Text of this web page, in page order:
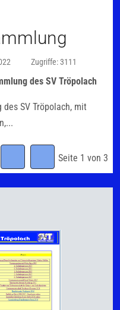
Zugriffe: 3111
des SV Tröpolach
SV Tröpolach, mit
Seite 1 von 3